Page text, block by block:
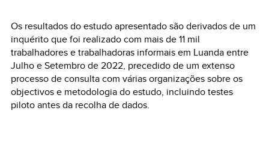
Os resultados do estudo apresentado são derivados de um
inquérito que foi realizado com mais de 11 mil
trabalhadores e trabalhadoras informais em Luanda entre
Julho e Setembro de 2022, precedido de um extenso
processo de consulta com várias organizações sobre os
objectivos e metodologia do estudo, incluindo testes
piloto antes da recolha de dados.